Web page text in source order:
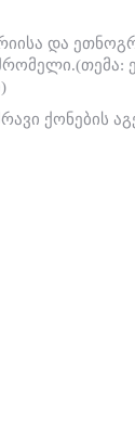
და
ქონების